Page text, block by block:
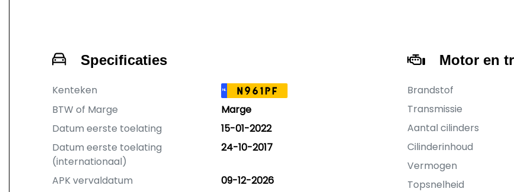
Specificaties
Kenteken NL N961PF
BTW of Marge
Marge
Datum eerste toelating
15-01-2022
Datum eerste toelating
(internationaal)
24-10-2017
APK vervaldatum
09-12-2026
Motor en
Brandstof
Transmissie
Aantal cilinders
Cilinderinhoud
Vermogen
Topsnelheid